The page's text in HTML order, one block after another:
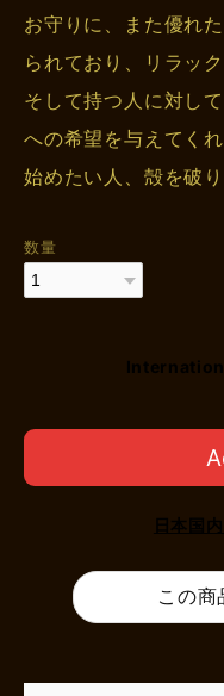
お守りに、また優れ
られており、リラッ
そして持つ人に対し
への希望を与えてく
始めたい人、殻を破
数量
日本国
この商